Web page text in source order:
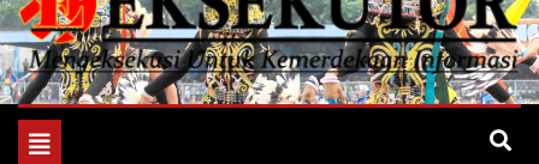
EKSEKUTOR
Mengeksekusi Berita Untuk Kemerdekaan dan Keadilan
Toggle